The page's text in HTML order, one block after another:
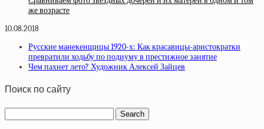
же возрасте
10.08.2018
Русские манекенщицы 1920-х: Как красавицы-аристократки
превратили ходьбу по подиуму в престижное занятие
Чем пахнет лето? Художник Алексей Зайцев
Поиск по сайту